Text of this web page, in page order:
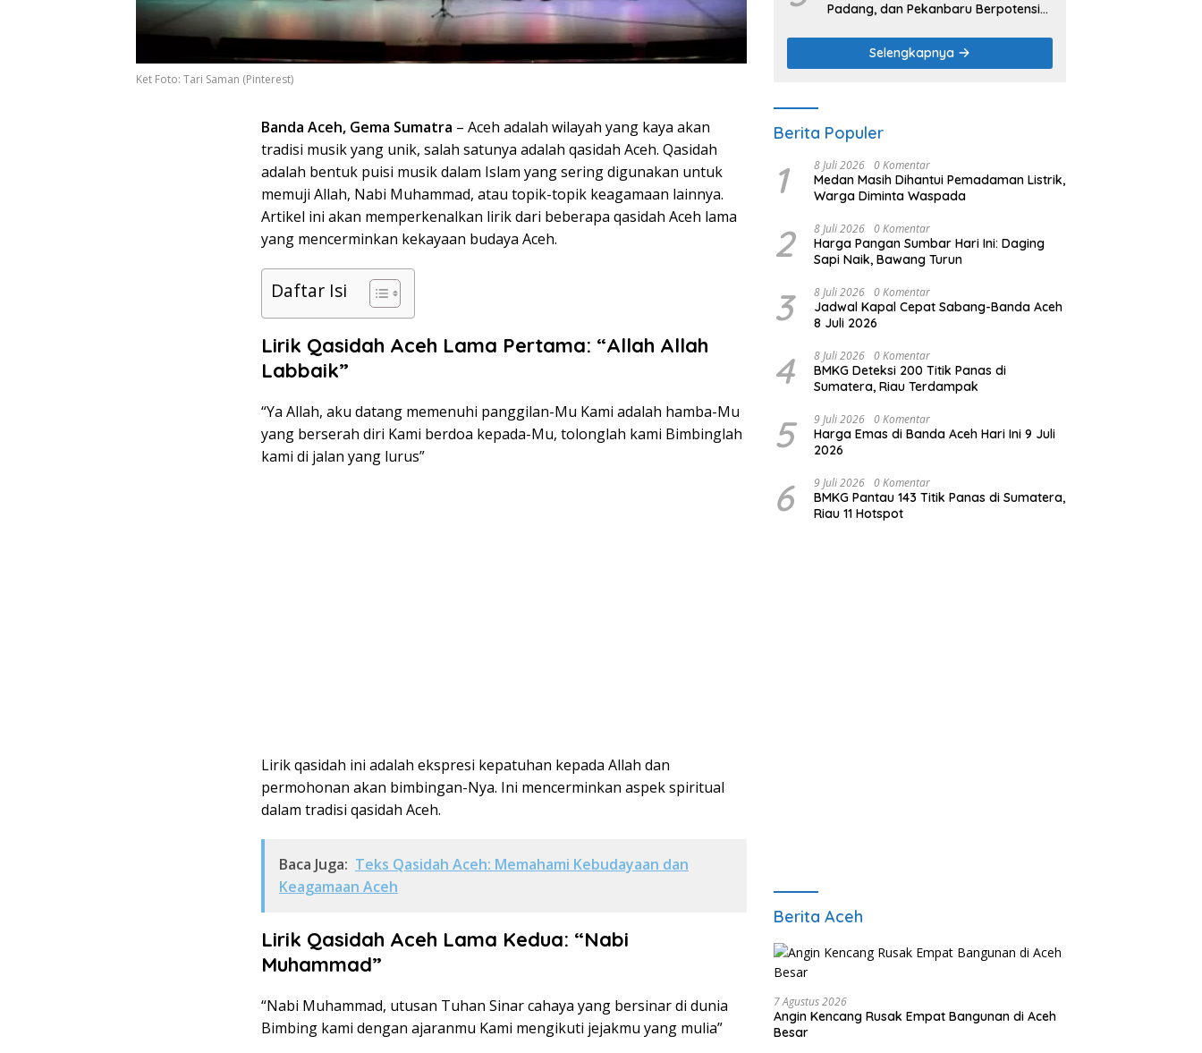
Ket Foto: Tari Saman (Pinterest)
Banda Aceh, Gema Sumatra – Aceh adalah wilayah yang kaya akan
tradisi musik yang unik, salah satunya adalah qasidah Aceh. Qasidah
adalah bentuk puisi musik dalam Islam yang sering digunakan untuk
memuji Allah, Nabi Muhammad, atau topik-topik keagamaan lainnya.
Artikel ini akan memperkenalkan lirik dari beberapa qasidah Aceh lama
yang mencerminkan kekayaan budaya Aceh.
Daftar Isi
Lirik Qasidah Aceh Lama Pertama: “Allah Allah
Labbaik”
“Ya Allah, aku datang memenuhi panggilan-Mu Kami adalah hamba-Mu
yang berserah diri Kami berdoa kepada-Mu, tolonglah kami Bimbinglah
kami di jalan yang lurus”
Lirik qasidah ini adalah ekspresi kepatuhan kepada Allah dan
permohonan akan bimbingan-Nya. Ini mencerminkan aspek spiritual
dalam tradisi qasidah Aceh.
Baca Juga: Teks Qasidah Aceh: Memahami Kebudayaan dan
Keagamaan Aceh
Lirik Qasidah Aceh Lama Kedua: “Nabi
Muhammad”
“Nabi Muhammad, utusan Tuhan Sinar cahaya yang bersinar di dunia
Bimbing kami dengan ajaranmu Kami mengikuti jejakmu yang mulia”
Padang, dan Pekanbaru Berpotensi
Selengkapnya
Berita Populer
1 8 Juli 2026 0 Komentar
Medan Masih Dihantui Pemadaman Listrik,
Warga Diminta Waspada
2 8 Juli 2026 0 Komentar
Harga Pangan Sumbar Hari Ini: Daging
Sapi Naik, Bawang Turun
3 8 Juli 2026 0 Komentar
Jadwal Kapal Cepat Sabang-Banda Aceh
8 Juli 2026
4 8 Juli 2026 0 Komentar
BMKG Deteksi 200 Titik Panas di
Sumatera, Riau Terdampak
5 9 Juli 2026 0 Komentar
Harga Emas di Banda Aceh Hari Ini 9 Juli
2026
6 9 Juli 2026 0 Komentar
BMKG Pantau 143 Titik Panas di Sumatera,
Riau 11 Hotspot
Berita Aceh
7 Agustus 2026
Angin Kencang Rusak Empat Bangunan di Aceh
Besar